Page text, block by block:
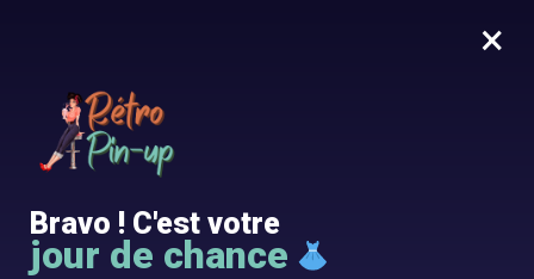
0
10% offert avec le code RÉTRO10
Accueil / Nos Robes Intemporelles
×
Bravo ! C'est votre
jour de chance